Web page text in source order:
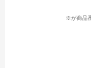
※が商品